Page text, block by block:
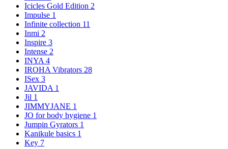
Icicles Gold Edition 2
Impulse 1
Infinite collection 11
Inmi 2
Inspire 3
Intense 2
INYA 4
IROHA Vibrators 28
ISex 3
JAVIDA 1
Jil 1
JIMMYJANE 1
JO for body hygiene 1
Jumpin Gyrators 1
Kanikule basics 1
Key 7